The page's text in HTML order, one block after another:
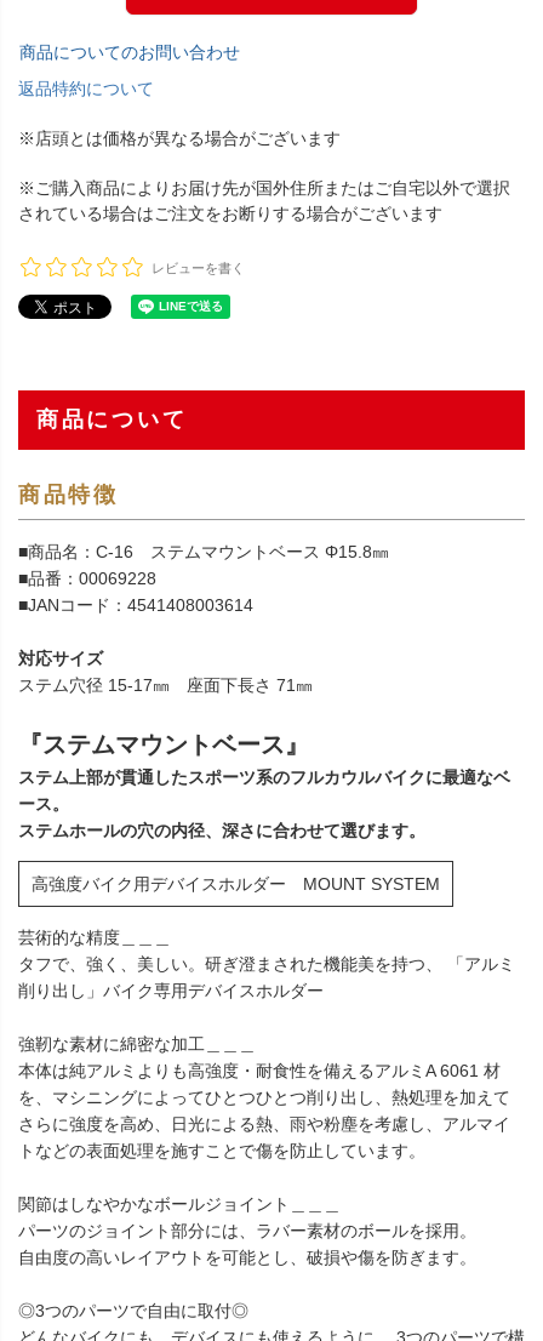
商品についてのお問い合わせ
返品特約について
※店頭とは価格が異なる場合がございます
※ご購入商品によりお届け先が国外住所またはご自宅以外で選択
されている場合はご注文をお断りする場合がございます
レビューを書く
商品について
商品特徴
■商品名：C-16 ステムマウントベース Φ15.8㎜
■品番：00069228
■JANコード：4541408003614
対応サイズ
ステム穴径 15-17㎜ 座面下長さ 71㎜
『ステムマウントベース』
ステム上部が貫通したスポーツ系のフルカウルバイクに最適なベ
ース。
ステムホールの穴の内径、深さに合わせて選びます。
高強度バイク用デバイスホルダー MOUNT SYSTEM
芸術的な精度＿＿＿
タフで、強く、美しい。研ぎ澄まされた機能美を持つ、 「アルミ
削り出し」バイク専用デバイスホルダー
強靭な素材に綿密な加工＿＿＿
本体は純アルミよりも高強度・耐食性を備えるアルミA 6061 材
を、マシニングによってひとつひとつ削り出し、熱処理を加えて
さらに強度を高め、日光による熱、雨や粉塵を考慮し、アルマイ
トなどの表面処理を施すことで傷を防止しています。
関節はしなやかなボールジョイント＿＿＿
パーツのジョイント部分には、ラバー素材のボールを採用。
自由度の高いレイアウトを可能とし、破損や傷を防ぎます。
◎3つのパーツで自由に取付◎